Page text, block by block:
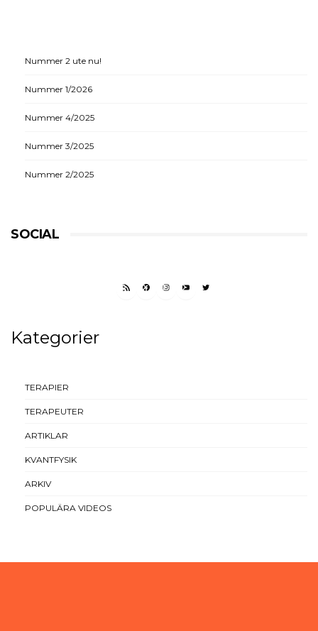
Nummer 2 ute nu!
Nummer 1/2026
Nummer 4/2025
Nummer 3/2025
Nummer 2/2025
SOCIAL
RSS FEEDFACEBOOK
INSTAGRAM
YOUTUBETWITTER
Kategorier
TERAPIER
TERAPEUTER
ARTIKLAR
KVANTFYSIK
ARKIV
POPULÄRA VIDEOS